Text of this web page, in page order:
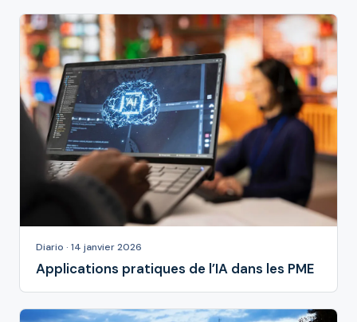
Diario · 14 janvier 2026
Applications pratiques de l’IA dans les PME